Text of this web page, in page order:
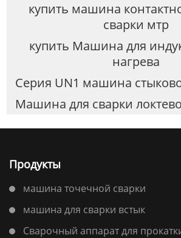
купить машина
сварки мтр
купить Машина для
нагрева
Серия UN1 машина
Машина для сварки
Продукты
машина точечной сварки
машина для сварки встык
Сварочный аппарат для